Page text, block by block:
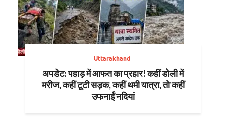
Uttarakhand
अपडेट: पहाड़ में आफत का प्रहार! कहीं डोली में
मरीज, कहीं टूटी सड़क, कहीं थमी यात्रा, तो कहीं
उफनाईं नदियां